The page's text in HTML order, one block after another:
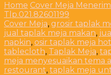
Home Cover Meja
Tlp.021.82601199
Cover Meja, grosir taplak
jual taplak meja makan,
napkin, osir taplak meja
tablecloth, Taplak Meja,
meja menyesuaikan tema
restourant, taplak meja